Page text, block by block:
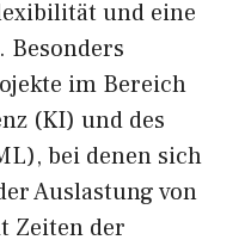
und eine
im Bereich
(KI) und des
bei denen sich
Auslastung von
Zeiten der